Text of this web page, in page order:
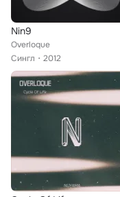
Nin9
Overloque
Сингл
2012